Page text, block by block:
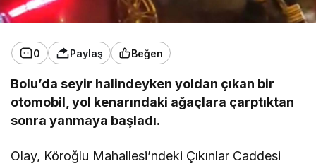
0 Paylaş Beğen
Bolu’da seyir halindeyken yoldan çıkan bir
otomobil, yol kenarındaki ağaçlara çarptıktan
sonra yanmaya başladı.
Olay, Köroğlu Mahallesi’ndeki Çıkınlar Caddesi